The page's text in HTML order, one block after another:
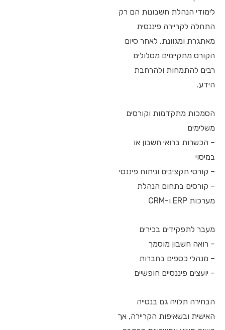
לימודי הנהלת חשבונות הם רק
התחלה לקריירה פיננסית
מאתגרת ומגוונת. לאחר סיום
הקורס מתקיימים מסלולים
רבים להתמחות ולהרחבת
הידע.
הסמכות מתקדמות וקורסים
משלימים
– הכשרות ברואי חשבון או
במיסוי
– קורסי תקציבים וניתוח פיננסי
– קורסים בתחום הנהלת
מערכות ERP ו-CRM
מעבר לתפקידים בכירים
– רואה חשבון מוסמך
– מנהלי כספים בחברות
– יועצים פיננסיים חופשיים
הבחירה תלויה גם בנטייה
האישית ובשאיפות הקריירה, אך